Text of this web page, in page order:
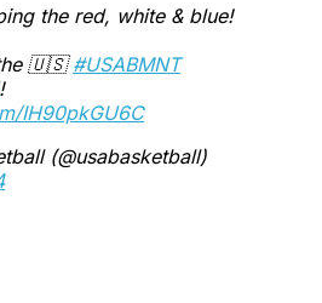
the red, white & blue!
the 🇺🇸#USABMNT
!
IH90pkGU6C
(@usabasketball)